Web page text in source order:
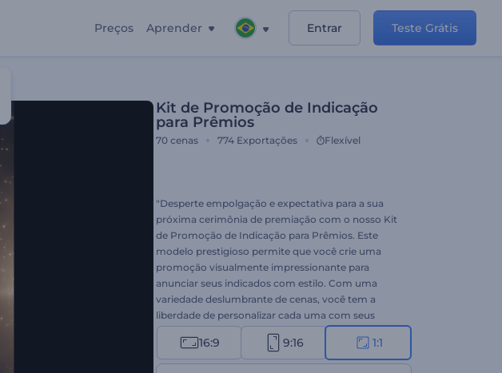
Preços Aprender Entrar Teste Grátis
Kit de Promoção de Indicação
para Prêmios
70 cenas 774 Exportações Flexível
"Desperte empolgação e expectativa para a sua
próxima cerimônia de premiação com o nosso Kit
de Promoção de Indicação para Prêmios. Este
modelo prestigioso permite que você crie uma
promoção visualmente impressionante para
anunciar seus indicados com estilo. Com uma
variedade deslumbrante de cenas, você tem a
liberdade de personalizar cada uma com seus
textos, imagens e vídeos, e completar seu vídeo de
indicados com uma de nossas faixas musicais ou
com sua narração. Ideal para anúncios de
16:9 9:16 1:1